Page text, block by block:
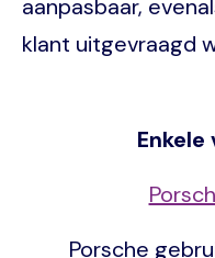
aanpasbaar,
klant uitgevraagd
Porsche